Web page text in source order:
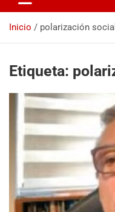
Inicio polarización social
Etiqueta: